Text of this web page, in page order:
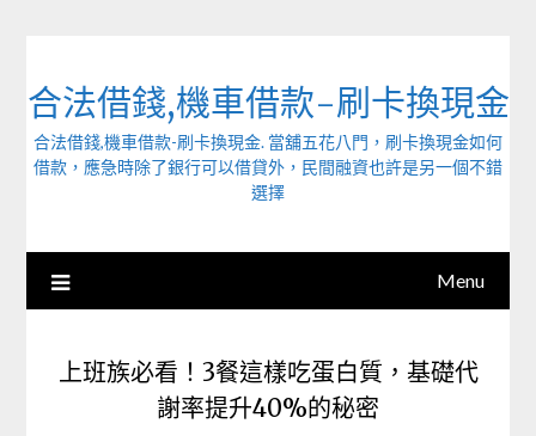
合法借錢,機車借款-刷卡換現金
合法借錢,機車借款-刷卡換現金. 當舖五花八門，刷卡換現金如何
借款，應急時除了銀行可以借貸外，民間融資也許是另一個不錯
選擇
Menu
上班族必看！3餐這樣吃蛋白質，基礎代
謝率提升40%的秘密